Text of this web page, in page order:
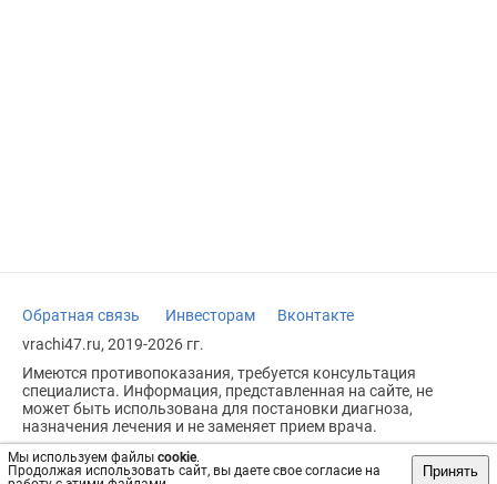
Мы используем файлы cookie.
Продолжая использовать сайт, вы даете свое согласие на
Принять
Обратная связь Инвесторам
Вконтакте
vrachi47.ru, 2019-2026 гг.
Имеются противопоказания, требуется консультация
специалиста. Информация, представленная на сайте, не
может быть использована для постановки диагноза,
назначения лечения и не заменяет прием врача.
Возрастное ограничение: 18+